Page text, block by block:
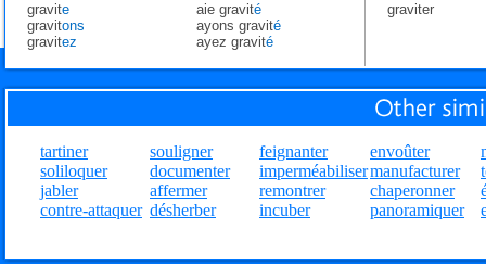
gravite
gravitons
gravitez
aie gravité
ayons gravité
ayez gravité
graviter
tartiner
soliloquer
jabler
contre-attaquer
souligner
documenter
affermer
désherber
feignanter
imperméabiliser
remontrer
incuber
envoûter
manufacturer
chaperonner
panoramiquer